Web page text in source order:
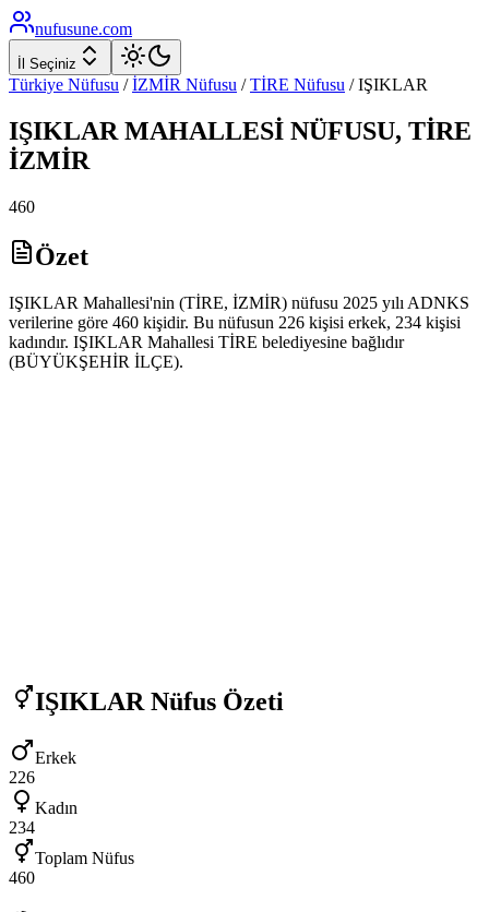
nufusune.com
İl Seçiniz
Türkiye Nüfusu / İZMİR Nüfusu / TİRE Nüfusu /IŞIKLAR
IŞIKLAR MAHALLESİ NÜFUSU, TİRE
İZMİR
460
Özet
IŞIKLAR Mahallesi'nin (TİRE, İZMİR) nüfusu 2025 yılı ADNKS
verilerine göre 460 kişidir. Bu nüfusun 226 kişisi erkek, 234 kişisi
kadındır. IŞIKLAR Mahallesi TİRE belediyesine bağlıdır
(BÜYÜKŞEHİR İLÇE).
IŞIKLAR Nüfus Özeti
Erkek
226
Kadın
234
Toplam Nüfus
460